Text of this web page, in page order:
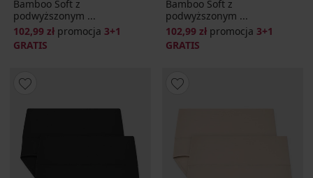
Bamboo Soft z
podwyższonym ...
102,99 zł promocja 3+1
GRATIS
Bamboo Soft z
podwyższonym ...
102,99 zł promocja 3+1
GRATIS